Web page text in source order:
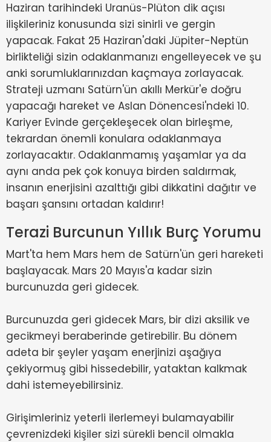
Haziran tarihindeki Uranüs-Plüton dik açısı
ilişkileriniz konusunda sizi sinirli ve gergin
yapacak. Fakat 25 Haziran'daki Jüpiter-Neptün
birlikteliği sizin odaklanmanızı engelleyecek ve şu
anki sorumluklarınızdan kaçmaya zorlayacak.
Strateji uzmanı Satürn'ün akıllı Merkür'e doğru
yapacağı hareket ve Aslan Dönencesi'ndeki 10.
Kariyer Evinde gerçekleşecek olan birleşme,
tekrardan önemli konulara odaklanmaya
zorlayacaktır. Odaklanmamış yaşamlar ya da
aynı anda pek çok konuya birden saldırmak,
insanın enerjisini azalttığı gibi dikkatini dağıtır ve
başarı şansını ortadan kaldırır!
Terazi Burcunun Yıllık Burç Yorumu
Mart'ta hem Mars hem de Satürn'ün geri hareketi
başlayacak. Mars 20 Mayıs'a kadar sizin
burcunuzda geri gidecek.
Burcunuzda geri gidecek Mars, bir dizi aksilik ve
gecikmeyi beraberinde getirebilir. Bu dönem
adeta bir şeyler yaşam enerjinizi aşağıya
çekiyormuş gibi hissedebilir, yataktan kalkmak
dahi istemeyebilirsiniz.
Girişimleriniz yeterli ilerlemeyi bulamayabilir
çevrenizdeki kişiler sizi sürekli bencil olmakla